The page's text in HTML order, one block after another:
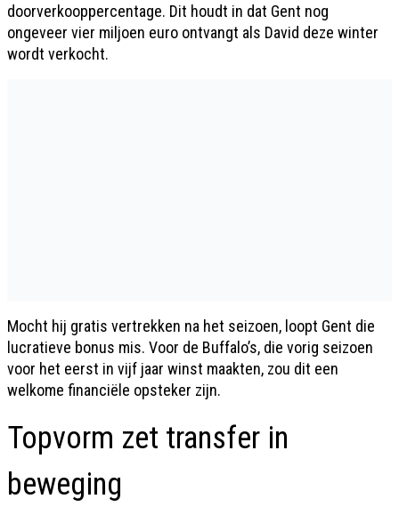
doorverkooppercentage. Dit houdt in dat Gent nog
ongeveer vier miljoen euro ontvangt als David deze winter
wordt verkocht.
Mocht hij gratis vertrekken na het seizoen, loopt Gent die
lucratieve bonus mis. Voor de Buffalo’s, die vorig seizoen
voor het eerst in vijf jaar winst maakten, zou dit een
welkome financiële opsteker zijn.
Topvorm zet transfer in
beweging